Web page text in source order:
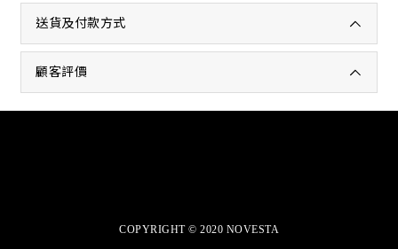
送貨及付款方式
顧客評價
COPYRIGHT © 2020 NOVESTA